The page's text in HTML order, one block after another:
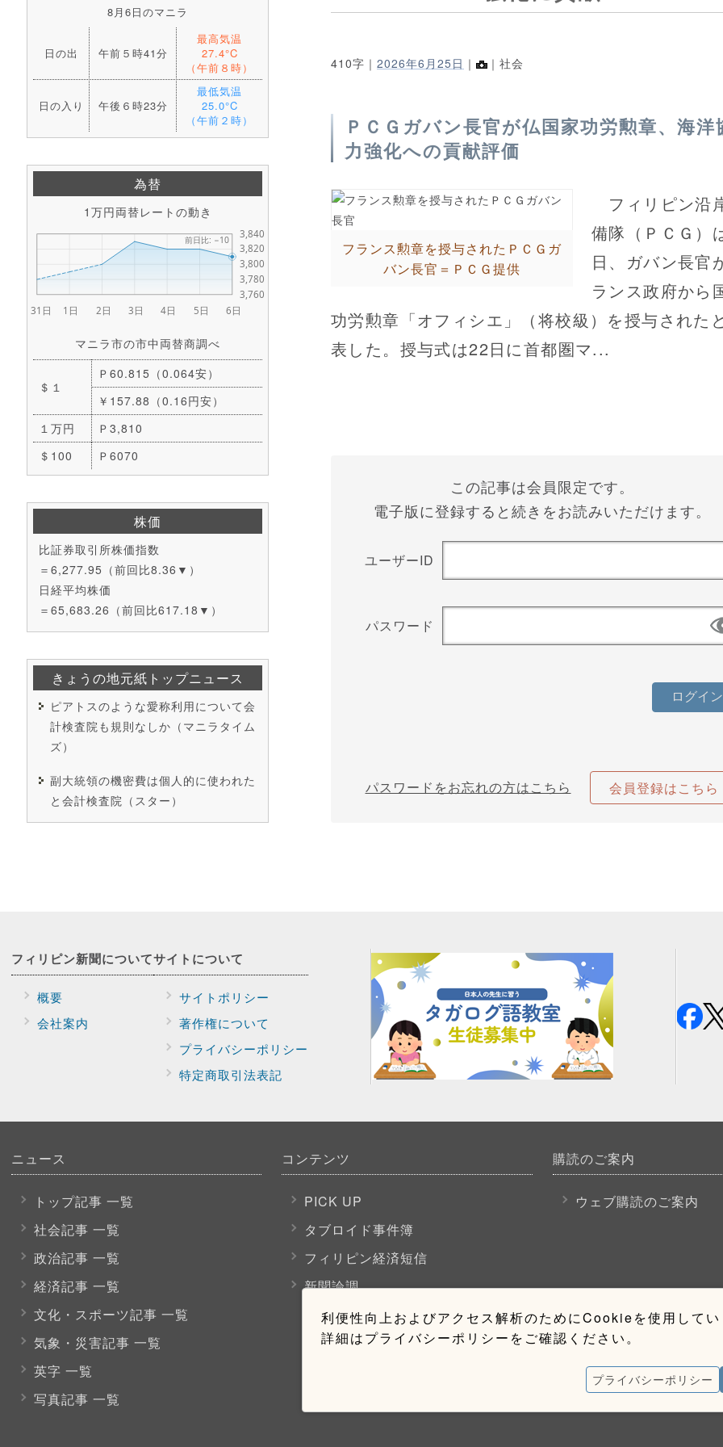
8月6日のマニラ
日の出 午前５時41分
最高気温
27.4°C
（午前８時）
日の入り 午後６時23分
最低気温
25.0°C
（午前２時）
為替
1万円両替レートの動き
マニラ市の市中両替商調べ
＄１
Ｐ60.815（0.064安）
￥157.88（0.16円安）
１万円
Ｐ3,810
＄100
Ｐ6070
株価
比証券取引所株価指数
＝6,277.95（前回比8.36▼）
日経平均株価
＝65,683.26（前回比617.18▼）
きょうの地元紙トップニュース
ピアトスのような愛称利用について会
計検査院も規則なしか（マニラタイム
ズ）
副大統領の機密費は個人的に使われた
と会計検査院（スター）
410字｜ 2026年6月25日 ｜ ｜社会
ＰＣＧガバン長官が仏国家功労勲章、海洋
力強化への貢献評価
フランス勲章を授与されたＰＣＧガ
バン長官＝ＰＣＧ提供
フィリピン沿
備隊（ＰＣＧ）
日、ガバン長官
ランス政府から
功労勲章「オフィシエ」（将校級）を授与された
表した。授与式は22日に首都圏マ...
この記事は会員限定です。
電子版に登録すると続きをお読みいただけます。
ユーザーID
パスワード
パスワードをお忘れの方はこちら 会員登録はこちら
利便性向上およびアクセス解析のためにCookieを使用して
詳細はプライバシーポリシーをご確認ください。
プライバシーポリシー
フィリピン新聞について
概要
会社案内
サイトについて
サイトポリシー
著作権について
プライバシーポリシー
特定商取引法表記
ニュース
トップ記事 一覧
社会記事 一覧
政治記事 一覧
経済記事 一覧
文化・スポーツ記事 一覧
気象・災害記事 一覧
英字 一覧
写真記事 一覧
コンテンツ
PICK UP
タブロイド事件簿
フィリピン経済短信
新聞論調
購読のご案内
ウェブ購読のご案内